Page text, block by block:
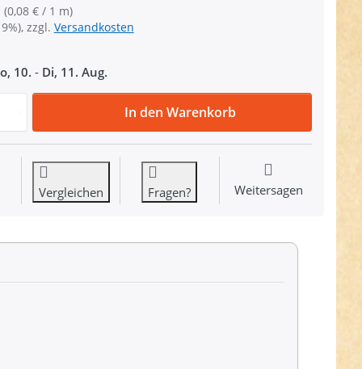
€ / 1 m)
zzgl. Versandkosten
10. - Di, 11. Aug.
100m Rolle Satinkordel - 2mm stark - Farbe: pink zu 8,29
In den Warenkorb
Vergleichen Fragen? Weitersagen